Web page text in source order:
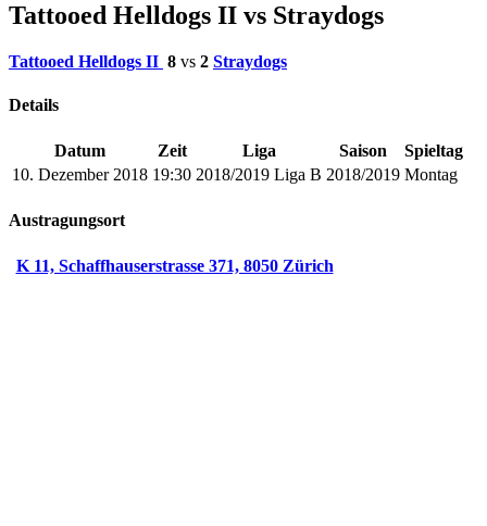
Tattooed Helldogs II vs Straydogs
Tattooed Helldogs II 8 vs 2 Straydogs
Details
Datum Zeit Liga Saison
Spieltag
10. Dezember 2018 19:30 2018/2019 Liga B 2018/2019 Montag
Austragungsort
K 11, Schaffhauserstrasse 371, 8050 Zürich